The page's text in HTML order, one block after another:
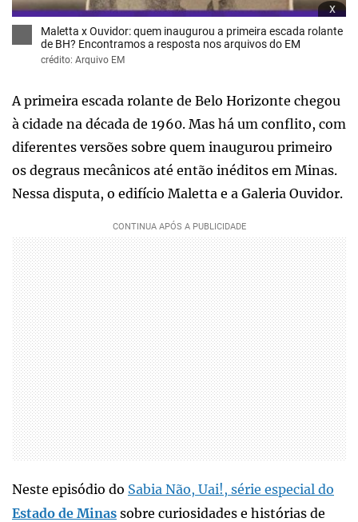
x
Maletta x Ouvidor: quem inaugurou a primeira escada rolante
de BH? Encontramos a resposta nos arquivos do EM
crédito: Arquivo EM
A primeira escada rolante de Belo Horizonte chegou
à cidade na década de 1960. Mas há um conflito, com
diferentes versões sobre quem inaugurou primeiro
os degraus mecânicos até então inéditos em Minas.
Nessa disputa, o edifício Maletta e a Galeria Ouvidor.
Neste episódio do Sabia Não, Uai!, série especial do
Estado de Minas sobre curiosidades e histórias de